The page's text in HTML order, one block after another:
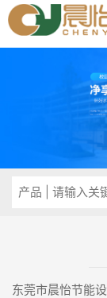
东莞市晨怡节能